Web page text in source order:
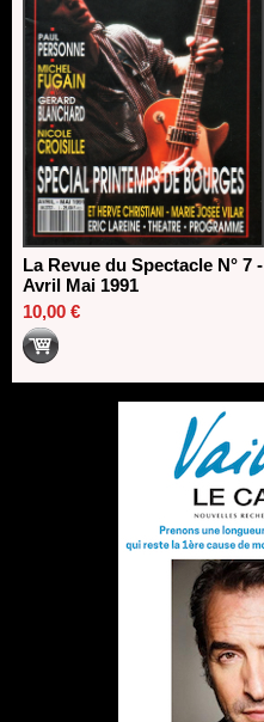
La Revue du Spectacle N° 7 -
Avril Mai 1991
10,00 €